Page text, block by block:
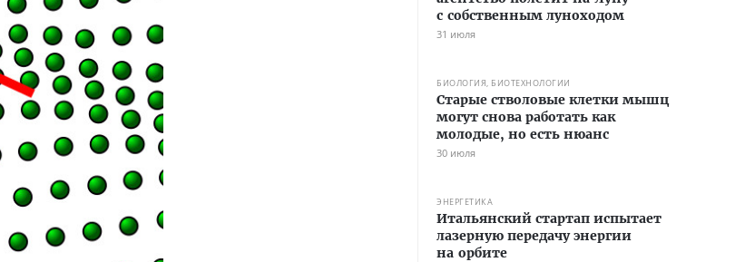
с собственным луноходом
31 июля
БИОЛОГИЯ, БИОТЕХНОЛОГИИ
Старые стволовые клетки мышц
могут снова работать как
молодые, но есть нюанс
30 июля
ЭНЕРГЕТИКА
Итальянский стартап испытает
лазерную передачу энергии
на орбите